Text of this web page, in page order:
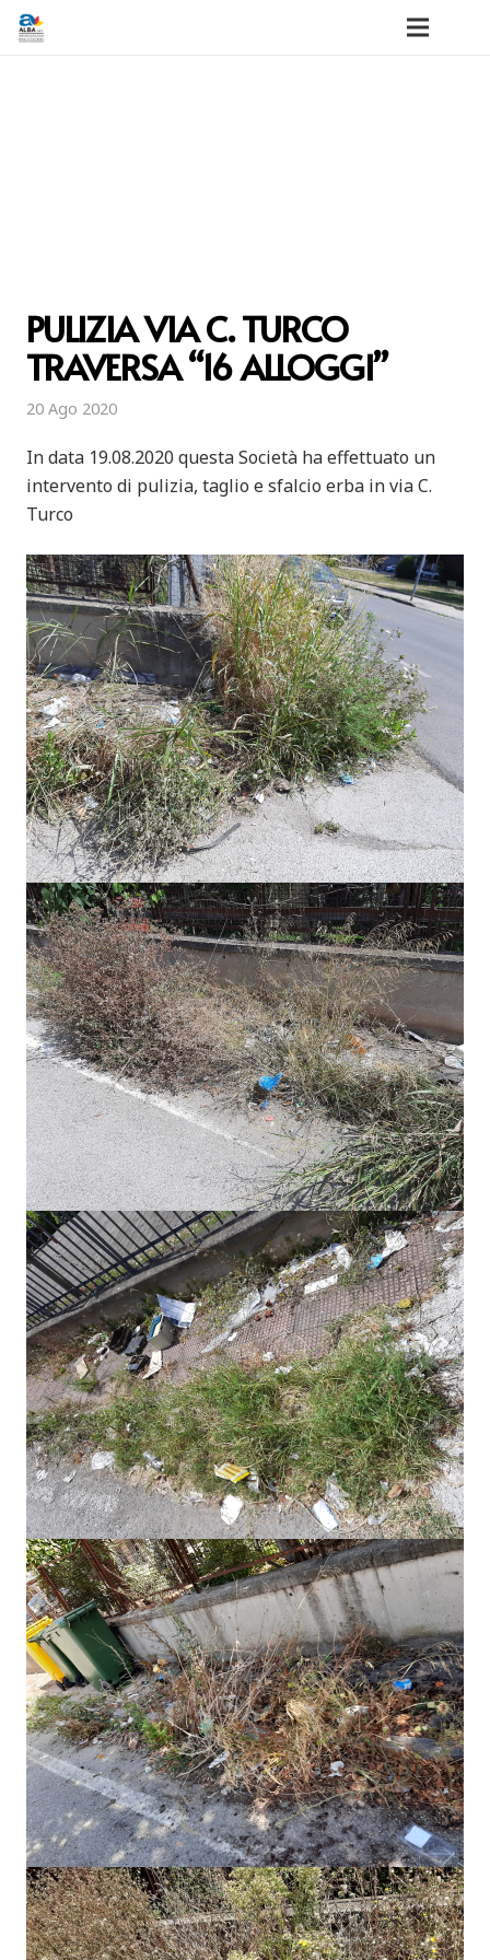
PULIZIA VIA C. TURCO
TRAVERSA “16 ALLOGGI”
20 Ago 2020
In data 19.08.2020 questa Società ha effettuato un
intervento di pulizia, taglio e sfalcio erba in via C.
Turco